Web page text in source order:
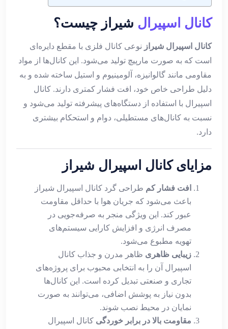
کانال اسپیرال شیراز چیست؟
کانال اسپیرال شیراز نوعی کانال فلزی با مقطع دایره‌ای
است که به صورت مارپیچ تولید می‌شود. این کانال‌ها از مواد
مقاومی مانند گالوانیزه، آلومینیوم و استیل ساخته شده و به
دلیل طراحی خاص خود، افت فشار کمتری دارند. کانال
اسپیرال با استفاده از دستگاه‌های پیشرفته تولید می‌شود و
نسبت به کانال‌های مستطیلی، دوام و استحکام بیشتری
دارد.
مزایای کانال اسپیرال شیراز
افت فشار کم طراحی گرد کانال اسپیرال شیراز
باعث می‌شود که جریان هوا با حداقل مقاومت
عبور کند. این ویژگی منجر به صرفه‌جویی در
مصرف انرژی و افزایش کارایی سیستم‌های
تهویه مطبوع می‌شود.
زیبایی ظاهری ظاهر مدرن و جذاب کانال
اسپیرال آن را به انتخابی محبوب برای پروژه‌های
تجاری و صنعتی تبدیل کرده است. این کانال‌ها
بدون نیاز به پوشش اضافی، می‌توانند به صورت
نمایان در محیط نصب شوند.
مقاومت بالا در برابر خوردگی کانال اسپیرال